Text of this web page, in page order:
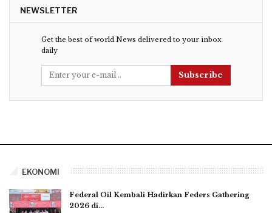
NEWSLETTER
Get the best of world News delivered to your inbox
daily
Subscribe
EKONOMI
Federal Oil Kembali Hadirkan Feders Gathering
2026 di…